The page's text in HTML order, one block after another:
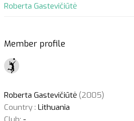
Roberta Gastevičiūtė
Member profile
Roberta Gastevičiūtė (2005)
Country : Lithuania